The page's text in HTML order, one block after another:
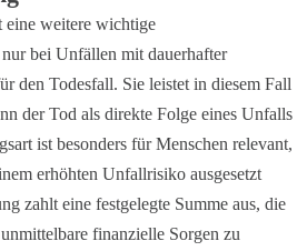
eine weitere wichtige
bei Unfällen mit dauerhafter
den Todesfall. Sie leistet in diesem Fall
der Tod als direkte Folge eines Unfalls
ist besonders für Menschen relevant,
erhöhten Unfallrisiko ausgesetzt
zahlt eine festgelegte Summe aus, die
finanzielle Sorgen zu